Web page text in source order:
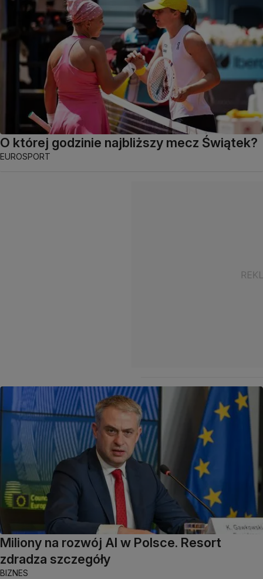
O której godzinie najbliższy mecz Świątek?
EUROSPORT
Miliony na rozwój AI w Polsce. Resort
zdradza szczegóły
BIZNES